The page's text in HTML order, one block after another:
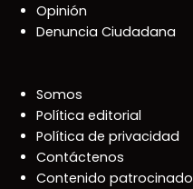
Opinión
Denuncia Ciudadana
Somos
Política editorial
Política de privacidad
Contáctenos
Contenido patrocinado